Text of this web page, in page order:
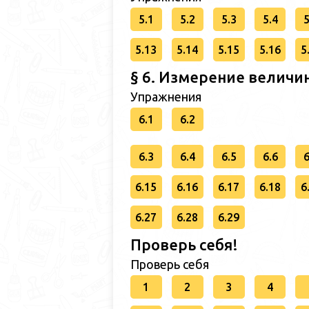
5.1 5.2 5.3 5.4
5.13 5.14 5.15 5.16
§ 6. Измерение
Упражнения
6.1 6.2
6.3 6.4 6.5 6.6
6.15 6.16 6.17 6.18
6.27 6.28 6.29
Проверь себя!
Проверь себя
1 2 3 4